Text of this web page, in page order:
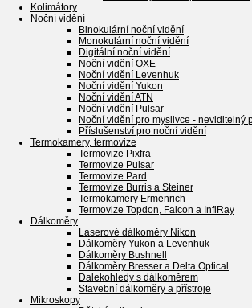
Kolimátory
Noční vidění
Binokulární noční vidění
Monokulární noční vidění
Digitální noční vidění
Noční vidění OXE
Noční vidění Levenhuk
Noční vidění Yukon
Noční vidění ATN
Noční vidění Pulsar
Noční vidění pro myslivce - neviditelný
Příslušenství pro noční vidění
Termokamery, termovize
Termovize Pixfra
Termovize Pulsar
Termovize Pard
Termovize Burris a Steiner
Termokamery Ermenrich
Termovize Topdon, Falcon a InfiRay
Dálkoměry
Laserové dálkoměry Nikon
Dálkoměry Yukon a Levenhuk
Dálkoměry Bushnell
Dálkoměry Bresser a Delta Optical
Dalekohledy s dálkoměrem
Stavební dálkoměry a přístroje
Mikroskopy